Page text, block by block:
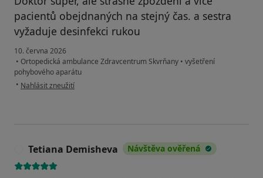
pacientů obejdnaných na stejný čas. a sestra
vyžaduje desinfekci rukou
10. června 2026
• Ortopedická ambulance Zdravcentrum Skvrňany • vyšetření
pohybového aparátu
• podle názoru uživatele M
Nahlásit zneužití
Tetiana Demisheva Návštěva ověřená